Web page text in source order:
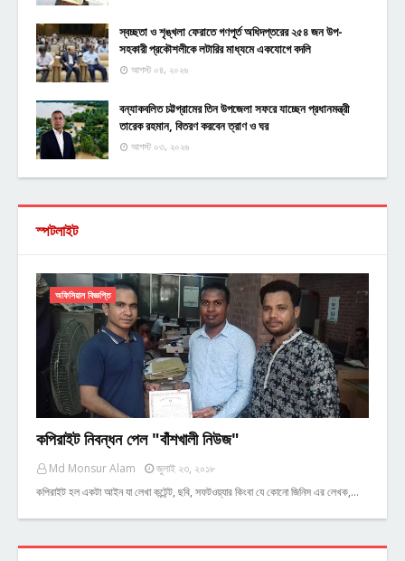
স্বচ্ছতা ও শৃঙ্খলা ফেরাতে গণপূর্ত অধিদপ্তরের ২৫৪ জন উপ-
সহকারী প্রকৌশলীকে লটারির মাধ্যমে একযোগে বদলি
আগস্ট ০৪, ২০২৬
বন্যাকবলিত চট্টগ্রামের তিন উপজেলা সফরে যাচ্ছেন প্রধানমন্ত্রী
তারেক রহমান, বিতরণ করবেন ত্রাণ ও ঘর
আগস্ট ০৩, ২০২৬
স্পটলাইট
অফিসিয়াল বিজ্ঞপ্তি
কপিরাইট নিবন্ধন পেল "বাঁশখালী নিউজ"
Md Monsur Alam
জুলাই ২৩, ২০১৮
কপিরাইট হল একটা আইন যা লেখা কন্টেন্ট, ছবি, সফটওয়্যার কিংবা যে কোনো জিনিস এর লেখক,…